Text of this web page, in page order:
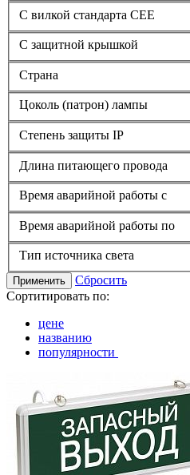
С вилкой стандарта СЕЕ
С защитной крышкой
Страна
Цоколь (патрон) лампы
Степень защиты IP
Длина питающего провода
Время аварийной работы с
Время аварийной работы по
Тип источника света
Применить
Сбросить
Сортитировать по:
цене
названию
популярности